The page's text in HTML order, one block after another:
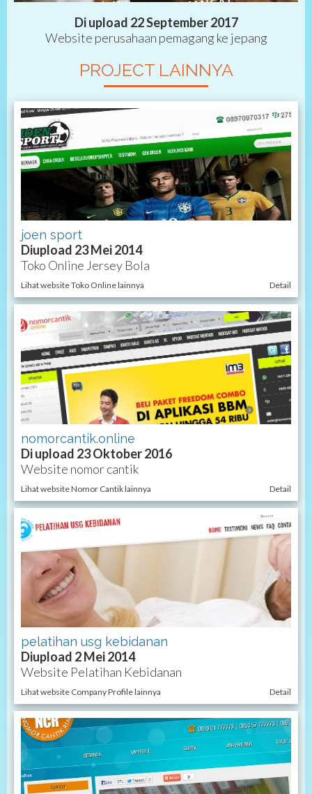
Di upload 22 September 2017
Website perusahaan pemagang ke jepang
PROJECT LAINNYA
joen sport
Diupload 23 Mei 2014
Toko Online Jersey Bola
Lihat website Toko Online lainnya Detail
nomorcantik.online
Di upload 23 Oktober 2016
Website nomor cantik
Lihat website Nomor Cantik lainnya Detail
pelatihan usg kebidanan
Diupload 2 Mei 2014
Website Pelatihan Kebidanan
Lihat website Company Profile lainnya Detail